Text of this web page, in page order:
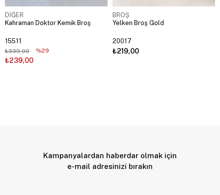
DİĞER
Kahraman Doktor Kemik Broş
15511
₺239,00
₺339,00 %29
BROŞ
Yelken Broş Gold
20017
₺219,00
Kampanyalardan haberdar olmak için
e-mail adresinizi bırakın